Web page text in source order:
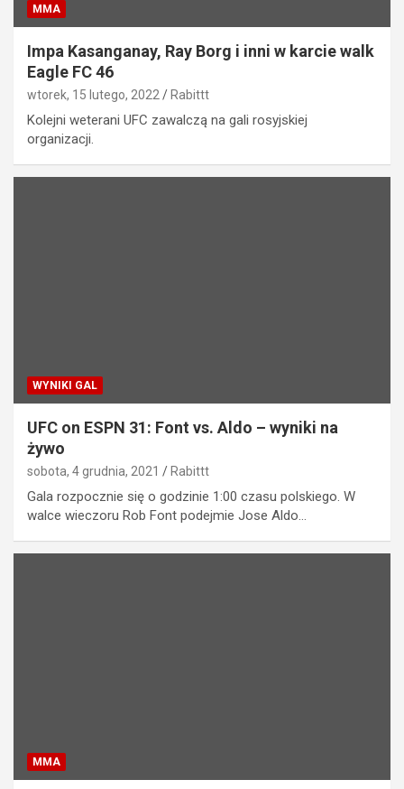
MMA
Impa Kasanganay, Ray Borg i inni w karcie walk
Eagle FC 46
wtorek, 15 lutego, 2022 Rabittt
Kolejni weterani UFC zawalczą na gali rosyjskiej
organizacji.
WYNIKI GAL
UFC on ESPN 31: Font vs. Aldo – wyniki na
żywo
sobota, 4 grudnia, 2021 Rabittt
Gala rozpocznie się o godzinie 1:00 czasu polskiego. W
walce wieczoru Rob Font podejmie Jose Aldo…
MMA